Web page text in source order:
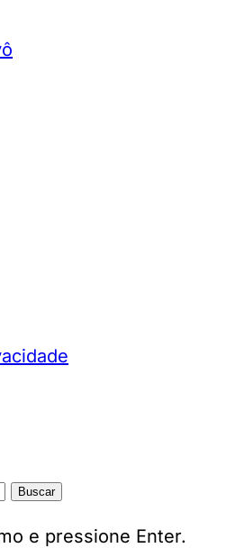
Buscar
e pressione Enter.